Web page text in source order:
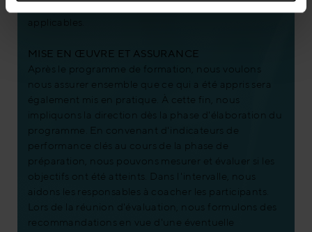
applicables.
MISE EN ŒUVRE ET ASSURANCE
Après le programme de formation, nous voulons
nous assurer ensemble que ce qui a été appris sera
également mis en pratique. À cette fin, nous
impliquons la direction dès la phase d'élaboration du
programme. En convenant d'indicateurs de
performance clés au cours de la phase de
préparation, nous pouvons mesurer et évaluer si les
objectifs ont été atteints. Dans l'intervalle, nous
aidons les responsables à coacher les participants.
Lors de la réunion d'évaluation, nous formulons des
recommandations en vue d'une éventuelle